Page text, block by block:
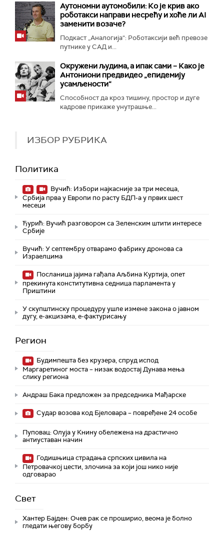
Аутономни аутомобили: Ко је крив ако
роботакси направи несрећу и хоће ли AI
заменити возаче?
Подкаст „Аналогија“: Роботаксији већ превозе
путнике у САД и...
Окружени људима, а ипак сами – Како је
Антониони предвидео „епидемију
усамљености“
Способност да кроз тишину, простор и дуге
кадрове прикаже унутрашње...
ИЗБОР РУБРИКА
Политика
Вучић: Избори најкасније за три месеца,
Србија прва у Европи по расту БДП-а у првих шест
месеци
Ђурић: Вучић разговором са Зеленским штити интересе
Србије
Вучић: У септембру отварамо фабрику дронова са
Израелцима
Посланица јајима гађала Аљбина Куртија, опет
прекинута конститутивна седница парламента у
Приштини
У скупштинску процедуру ушле измене закона о јавном
дугу, е-акцизама, е-фактурисању
Регион
Будимпешта без крузера, спруд испод
Маргаретиног моста – низак водостај Дунава мења
слику региона
Андраш Бакa предложен за председника Мађарске
Судар возова код Бјеловара – повређене 24 особе
Пуповац: Олуја у Книну обележена на драстично
антиуставан начин
Годишњица страдања српских цивила на
Петровачкој цести, злочина за који још нико није
одговарао
Свет
Хантер Бајден: Очев рак се проширио, веома је болно
гледати његову борбу